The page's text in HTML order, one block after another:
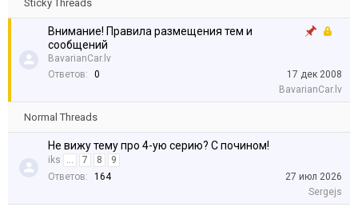
Sticky Threads
Внимание! Правила размещения тем и
сообщений
BavarianCar.lv
Ответов:
0
17 дек 2008
BavarianCar.lv
Normal Threads
Не вижу тему про 4-ую серию? С почином!
iks ... 7 8
9
Ответов:
164
27 июл 2026
Sergejs